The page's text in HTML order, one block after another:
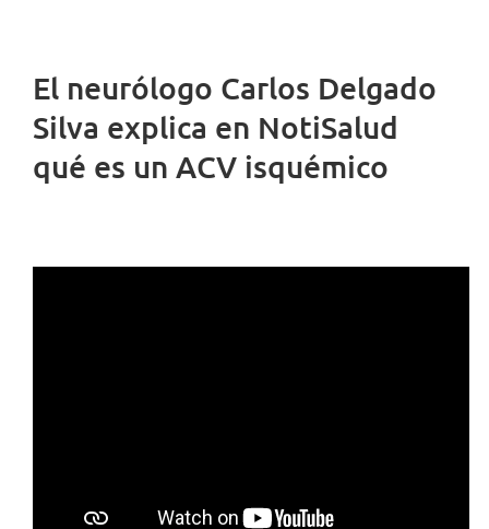
El neurólogo Carlos Delgado
Silva explica en NotiSalud
qué es un ACV isquémico